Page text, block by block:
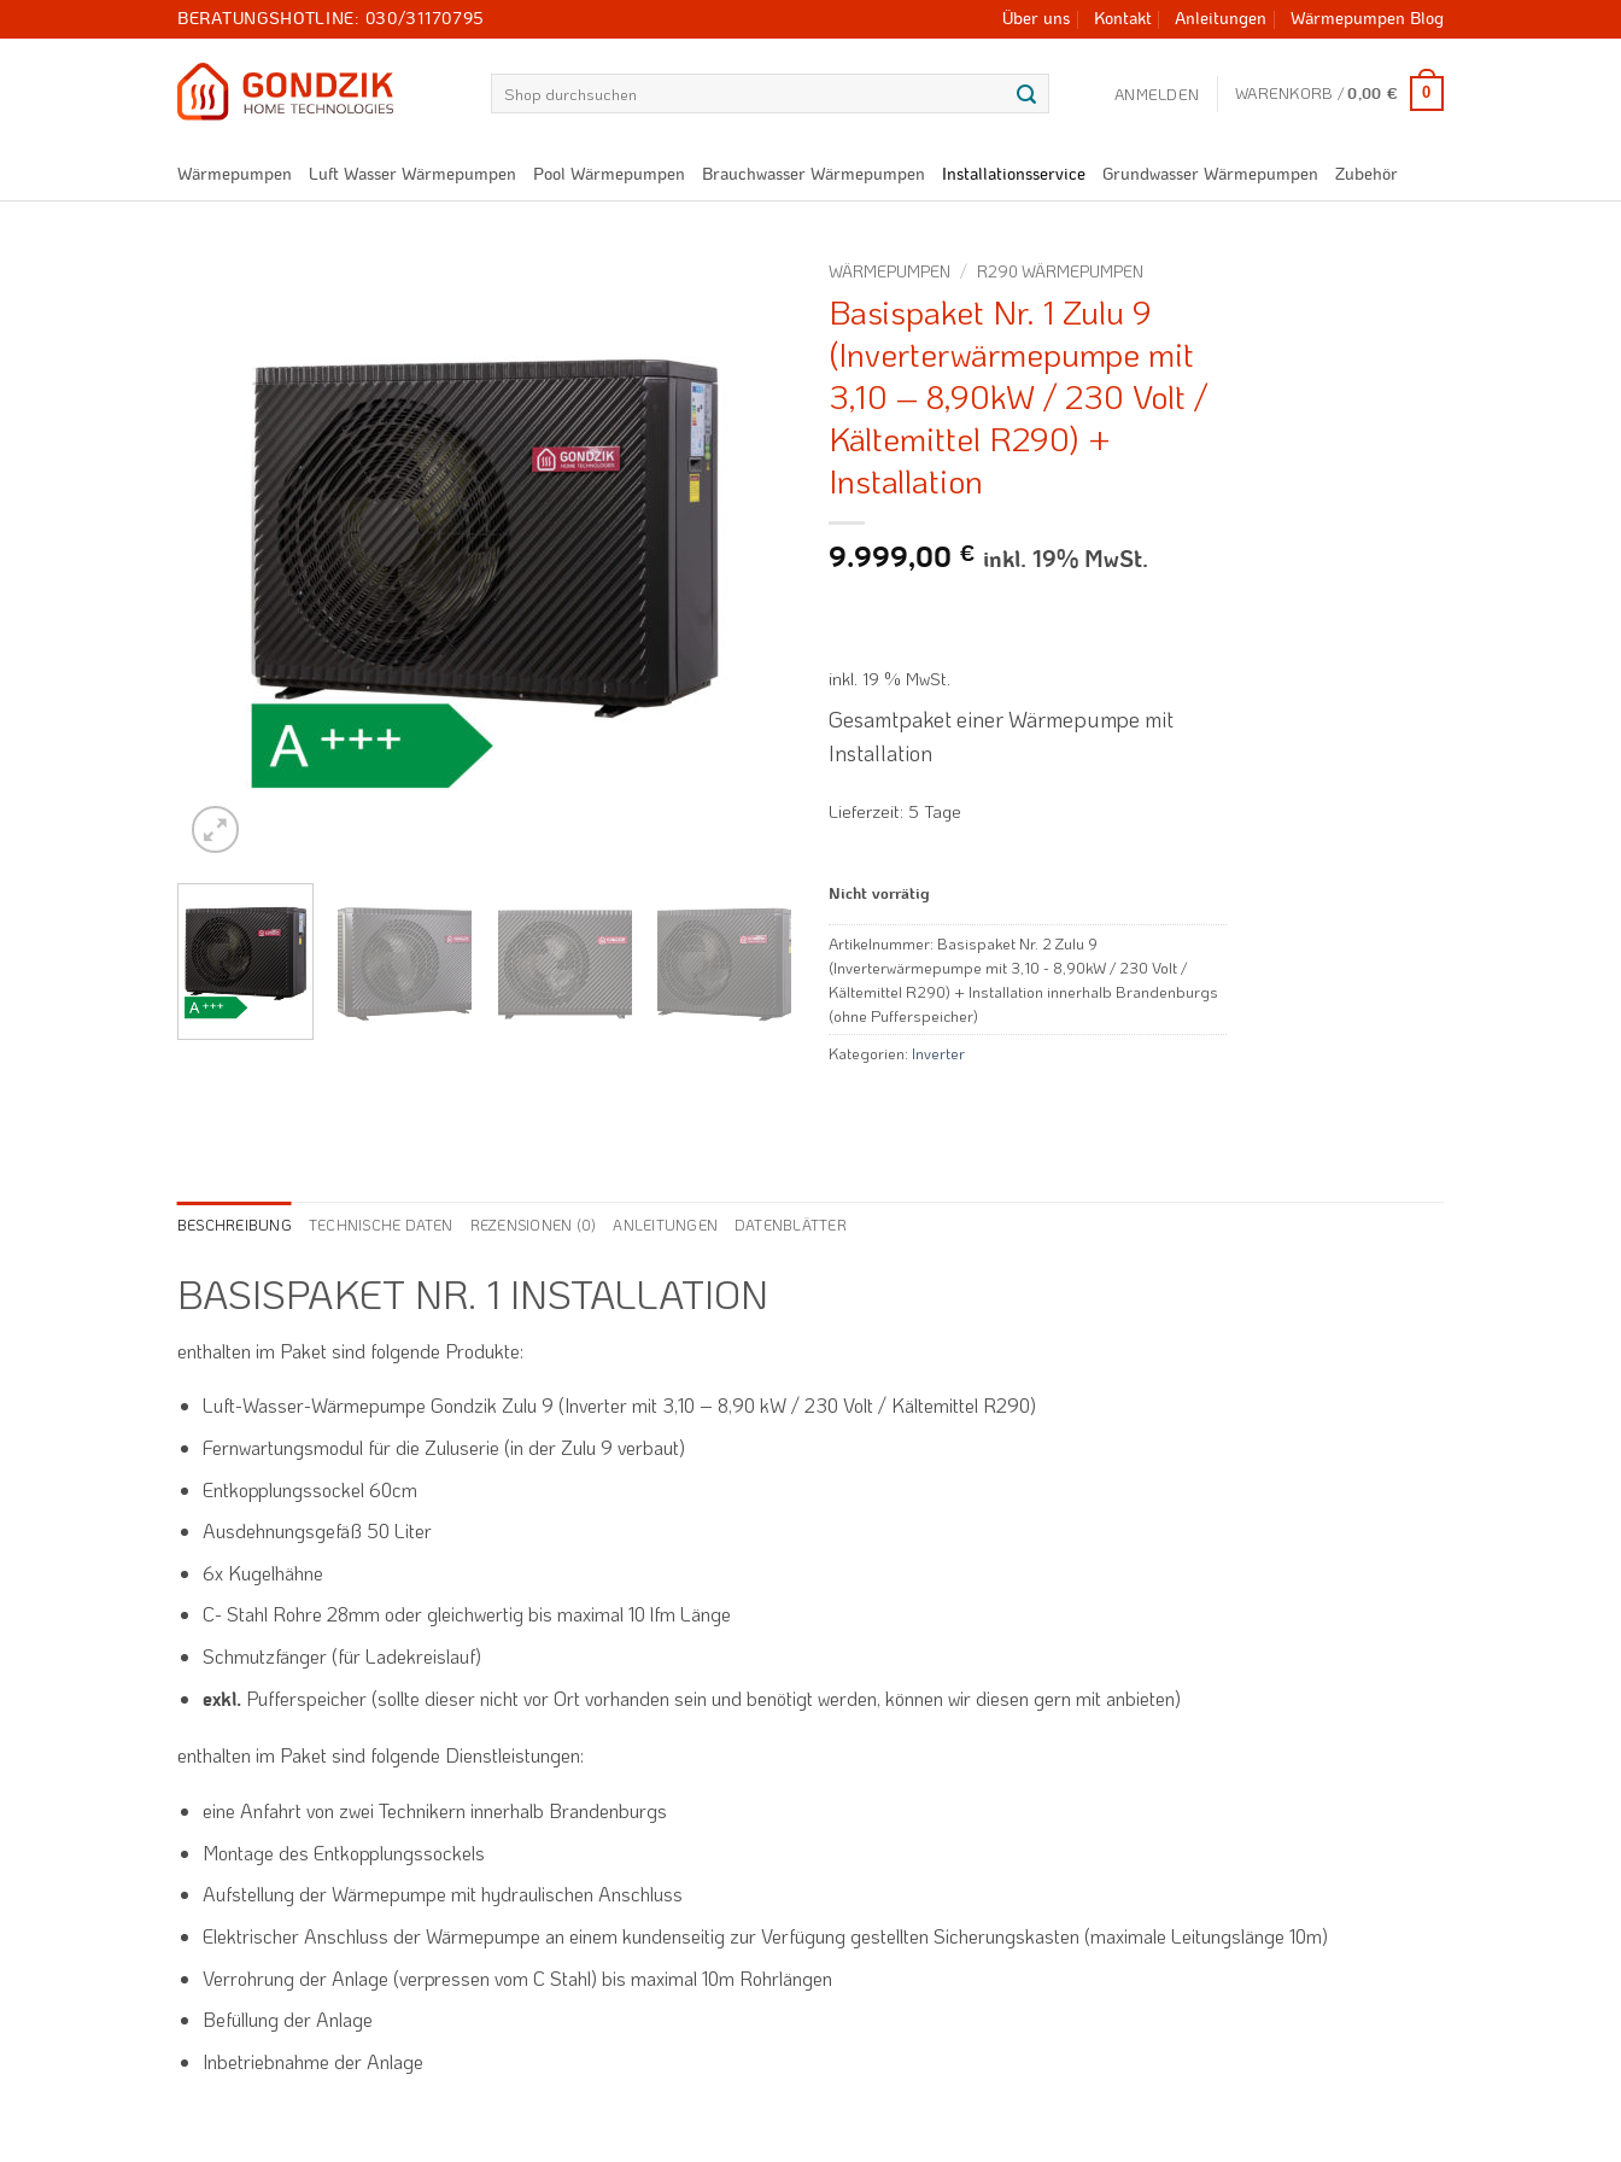
Inhalt
BERATUNGSHOTLINE: 030/31170795 Über uns Kontakt Anleitungen Wärmepumpen Blog
ANMELDEN WARENKORB /0,00 € 0
Wärmepumpen Luft Wasser Wärmepumpen Pool Wärmepumpen Brauchwasser Wärmepumpen Installationsservice Grundwasser Wärmepumpen Zubehör
WÄRMEPUMPEN / R290 WÄRMEPUMPEN
Basispaket Nr. 1 Zulu 9
(Inverterwärmepumpe mit
3,10 – 8,90kW / 230 Volt /
Kältemittel R290) +
Installation
9.999,00 € inkl. 19% MwSt.
inkl. 19 % MwSt.
Gesamtpaket einer Wärmepumpe mit
Installation
Lieferzeit: 5 Tage
Nicht vorrätig
Artikelnummer: Basispaket Nr. 2 Zulu 9
(Inverterwärmepumpe mit 3,10 - 8,90kW / 230 Volt /
Kältemittel R290) + Installation innerhalb Brandenburgs
(ohne Pufferspeicher)
Kategorien: Inverter
BESCHREIBUNG TECHNISCHE DATEN REZENSIONEN (0) ANLEITUNGEN DATENBLÄTTER
BASISPAKET NR. 1 INSTALLATION
enthalten im Paket sind folgende Produkte:
Luft-Wasser-Wärmepumpe Gondzik Zulu 9 (Inverter mit 3,10 – 8,90 kW / 230 Volt / Kältemittel R290)
Fernwartungsmodul für die Zuluserie (in der Zulu 9 verbaut)
Entkopplungssockel 60cm
Ausdehnungsgefäß 50 Liter
6x Kugelhähne
C- Stahl Rohre 28mm oder gleichwertig bis maximal 10 lfm Länge
Schmutzfänger (für Ladekreislauf)
exkl.Pufferspeicher (sollte dieser nicht vor Ort vorhanden sein und benötigt werden, können wir diesen gern mit anbieten)
enthalten im Paket sind folgende Dienstleistungen:
eine Anfahrt von zwei Technikern innerhalb Brandenburgs
Montage des Entkopplungssockels
Aufstellung der Wärmepumpe mit hydraulischen Anschluss
Elektrischer Anschluss der Wärmepumpe an einem kundenseitig zur Verfügung gestellten Sicherungskasten (maximale Leitungslänge 10m)
Verrohrung der Anlage (verpressen vom C Stahl) bis maximal 10m Rohrlängen
Befüllung der Anlage
Inbetriebnahme der Anlage